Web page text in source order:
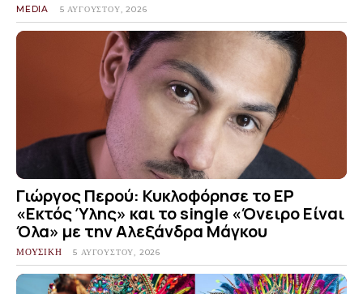
MEDIA 5 ΑΥΓΟΎΣΤΟΥ, 2026
Γιώργος Περού: Κυκλοφόρησε το EP
«Εκτός Ύλης» και το single «Όνειρο Είναι
Όλα» με την Αλεξάνδρα Μάγκου
ΜΟΥΣΙΚΗ 5 ΑΥΓΟΎΣΤΟΥ, 2026